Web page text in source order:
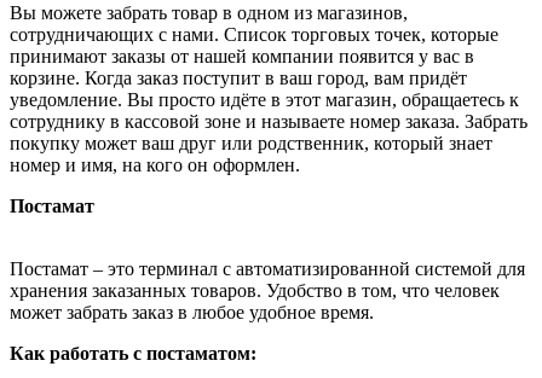
Вы можете забрать товар в одном из магазинов,
сотрудничающих с нами. Список торговых точек, которые
принимают заказы от нашей компании появится у вас в
корзине. Когда заказ поступит в ваш город, вам придёт
уведомление. Вы просто идёте в этот магазин, обращаетесь к
сотруднику в кассовой зоне и называете номер заказа. Забрать
покупку может ваш друг или родственник, который знает
номер и имя, на кого он оформлен.
Постамат
Постамат – это терминал с автоматизированной системой для
хранения заказанных товаров. Удобство в том, что человек
может забрать заказ в любое удобное время.
Как работать с постаматом: